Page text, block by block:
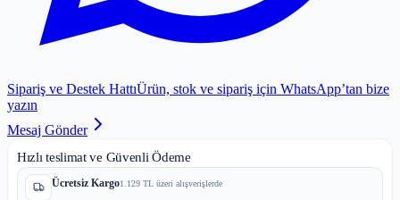
Sipariş ve Destek HattıÜrün, stok ve sipariş için WhatsApp’tan bize
yazın
Mesaj Gönder
Hızlı teslimat ve Güvenli Ödeme
Ücretsiz Kargo1.129 TL üzeri alışverişlerde